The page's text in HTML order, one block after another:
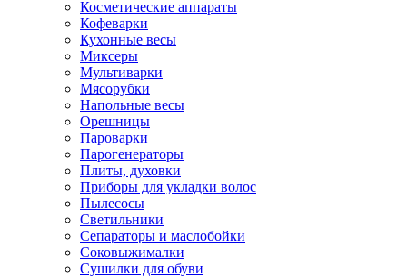
Косметические аппараты
Кофеварки
Кухонные весы
Миксеры
Мультиварки
Мясорубки
Напольные весы
Орешницы
Пароварки
Парогенераторы
Плиты, духовки
Приборы для укладки волос
Пылесосы
Светильники
Сепараторы и маслобойки
Соковыжималки
Сушилки для обуви